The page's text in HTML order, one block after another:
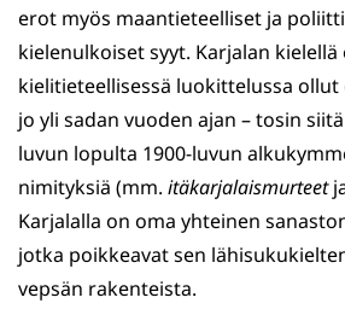
erot myös maantieteelliset ja
kielenulkoiset syyt. Karjalan
kielitieteellisessä luokittelussa ollut
jo yli sadan vuoden ajan – tosin
luvun lopulta 1900-luvun
nimityksiä (mm. itäkarjalaismurteet
Karjalalla on oma yhteinen
jotka poikkeavat sen
vepsän rakenteista.